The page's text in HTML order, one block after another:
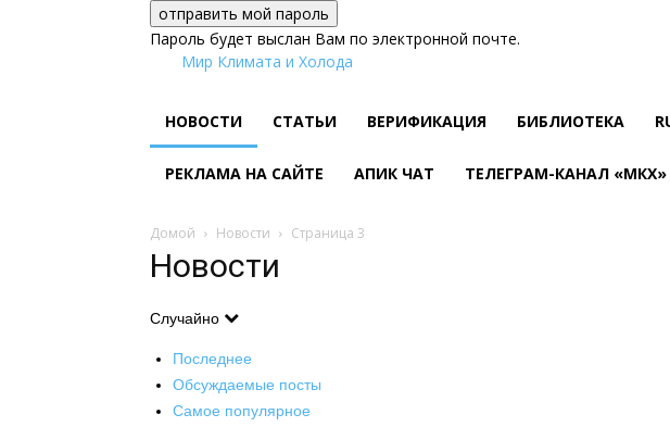
Пароль будет выслан Вам по электронной почте.
Мир Климата и Холода
НОВОСТИ СТАТЬИ ВЕРИФИКАЦИЯ БИБЛИОТЕКА
РЕКЛАМА НА САЙТЕ АПИК ЧАТ ТЕЛЕГРАМ-КАНАЛ «МКХ»
Домой Новости Страница 3
Новости
Случайно
Последнее
Обсуждаемые посты
Самое популярное